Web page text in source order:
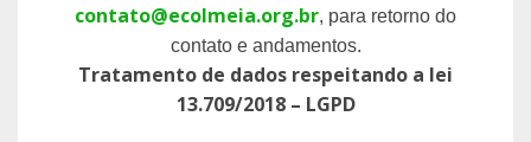
contato@ecolmeia.org.br, para retorno do
contato e andamentos.
Tratamento de dados respeitando a lei
13.709/2018 – LGPD